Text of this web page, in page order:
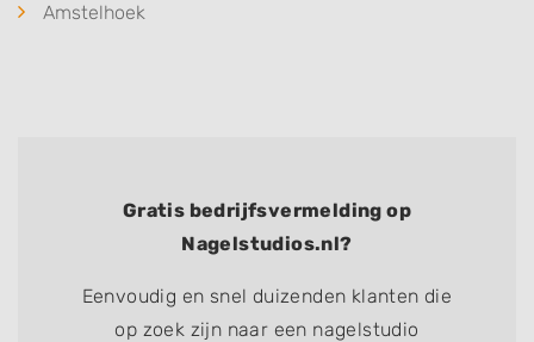
Amstelhoek
Gratis bedrijfsvermelding op
Nagelstudios.nl?
Eenvoudig en snel duizenden klanten die
op zoek zijn naar een nagelstudio